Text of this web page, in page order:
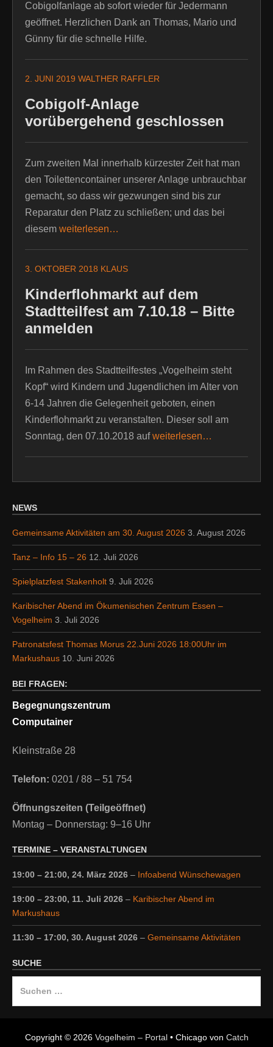
Cobigolfanlage ab sofort wieder für Jedermann
geöffnet. Herzlichen Dank an Thomas, Mario und
Günny für die schnelle Hilfe.
2. JUNI 2019 WALTHER RAFFLER
Cobigolf-Anlage
vorübergehend geschlossen
Zum zweiten Mal innerhalb kürzester Zeit hat man
den Toilettencontainer unserer Anlage unbrauchbar
gemacht, so dass wir gezwungen sind bis zur
Reparatur den Platz zu schließen; und das bei
diesem weiterlesen…
3. OKTOBER 2018 KLAUS
Kinderflohmarkt auf dem
Stadtteilfest am 7.10.18 – Bitte
anmelden
Im Rahmen des Stadtteilfestes „Vogelheim steht
Kopf“ wird Kindern und Jugendlichen im Alter von
6-14 Jahren die Gelegenheit geboten, einen
Kinderflohmarkt zu veranstalten. Dieser soll am
Sonntag, den 07.10.2018 aufweiterlesen…
NEWS
Gemeinsame Aktivitäten am 30. August 2026 3. August 2026
Tanz – Info 15 – 26 12. Juli 2026
Spielplatzfest Stakenholt 9. Juli 2026
Karibischer Abend im Ökumenischen Zentrum Essen –
Vogelheim 3. Juli 2026
Patronatsfest Thomas Morus 22.Juni 2026 18:00Uhr im
Markushaus 10. Juni 2026
BEI FRAGEN:
Begegnungszentrum
Computainer
Kleinstraße 28
Telefon: 0201 / 88 – 51 754
Öffnungszeiten (Teilgeöffnet)
Montag – Donnerstag: 9–16 Uhr
TERMINE – VERANSTALTUNGEN
19:00 – 21:00, 24. März 2026 – Infoabend Wünschewagen
19:00 – 23:00, 11. Juli 2026 – Karibischer Abend im
Markushaus
11:30 – 17:00, 30. August 2026 – Gemeinsame Aktivitäten
SUCHE
Copyright © 2026 Vogelheim – Portal• Chicago von Catch